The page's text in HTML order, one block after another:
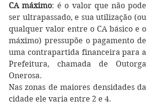
CA máximo: é o valor que não pode
ser ultrapassado, e sua utilização (ou
qualquer valor entre o CA básico e o
máximo) pressupõe o pagamento de
uma contrapartida financeira para a
Prefeitura, chamada de Outorga
Onerosa.
Nas zonas de maiores densidades da
cidade ele varia entre 2 e 4.